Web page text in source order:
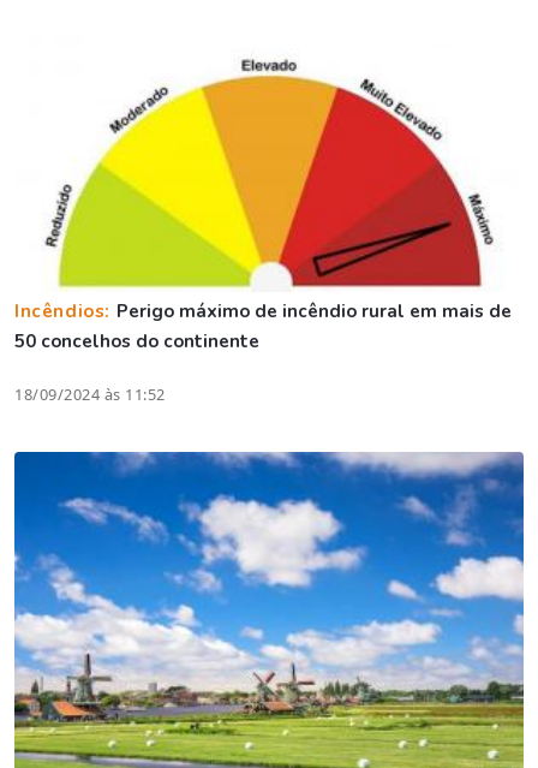
Incêndios: Perigo máximo de incêndio rural em mais de
50 concelhos do continente
18/09/2024 às 11:52